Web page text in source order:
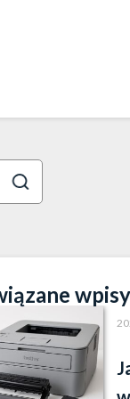
wpisy